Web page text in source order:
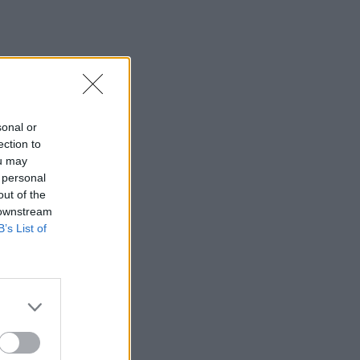
or
to
may
of the
List of